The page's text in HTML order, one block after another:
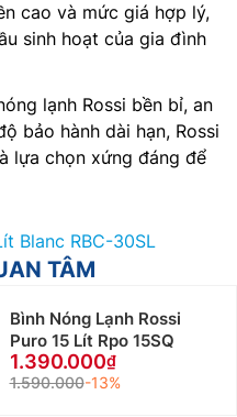
cao và mức giá hợp lý,
sinh hoạt của gia đình
lạnh Rossi bền bỉ, an
bảo hành dài hạn, Rossi
lựa chọn xứng đáng để
Blanc RBC-30SL
TÂM
Bình Nóng Lạnh Rossi
Puro 15 Lít Rpo 15SQ
1.390.000
1.590.000-13%